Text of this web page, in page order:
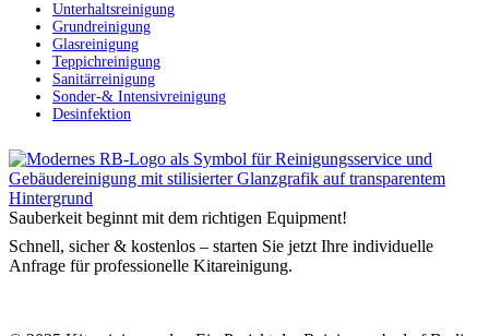
Unterhaltsreinigung
Grundreinigung
Glasreinigung
Teppichreinigung
Sanitärreinigung
Sonder-& Intensivreinigung
Desinfektion
Sauberkeit beginnt mit dem richtigen Equipment!
Schnell, sicher & kostenlos – starten Sie jetzt Ihre individuelle
Anfrage für professionelle Kitareinigung.